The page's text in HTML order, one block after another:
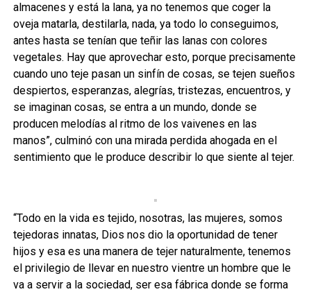
almacenes y está la lana, ya no tenemos que coger la
oveja matarla, destilarla, nada, ya todo lo conseguimos,
antes hasta se tenían que teñir las lanas con colores
vegetales. Hay que aprovechar esto, porque precisamente
cuando uno teje pasan un sinfín de cosas, se tejen sueños
despiertos, esperanzas, alegrías, tristezas, encuentros, y
se imaginan cosas, se entra a un mundo, donde se
producen melodías al ritmo de los vaivenes en las
manos”, culminó con una mirada perdida ahogada en el
sentimiento que le produce describir lo que siente al tejer.
“Todo en la vida es tejido, nosotras, las mujeres, somos
tejedoras innatas, Dios nos dio la oportunidad de tener
hijos y esa es una manera de tejer naturalmente, tenemos
el privilegio de llevar en nuestro vientre un hombre que le
va a servir a la sociedad, ser esa fábrica donde se forma